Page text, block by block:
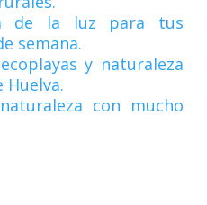
de la luz para tus
semana.
y naturaleza
Huelva.
con mucho